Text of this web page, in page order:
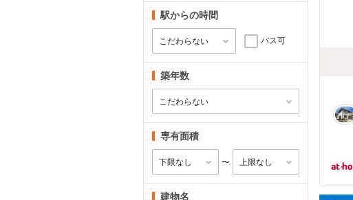
駅からの時間
バス可
築年数
専有面積
〜
建物名